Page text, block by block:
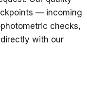
— incoming
checks,
with our